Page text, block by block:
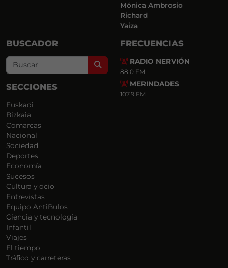
Mónica Ambrosio
Richard
Yaiza
BUSCADOR
Search
SECCIONES
Euskadi
Bizkaia
Comarcas
Nacional
Sociedad
Deportes
Economía
Sucesos
Cultura y ocio
Entrevistas
Equipo AntiBulos
Ciencia y tecnología
Infantil
Viajes
El tiempo
Tráfico y carreteras
FRECUENCIAS
RADIO NERVIÓN
88.0 FM
MERINDADES
107.9 FM